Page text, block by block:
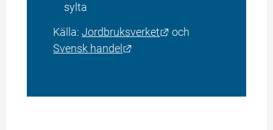
sylta
Källa: Jordbruksverket Länk till annan
Svensk handel